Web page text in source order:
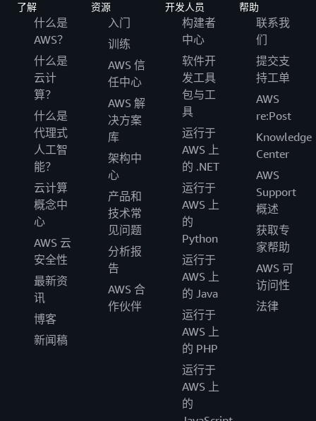
了解
什么是
AWS？
什么是
云计
算？
什么是
代理式
人工智
能？
云计算
概念中
心
AWS 云
安全性
最新资
讯
博客
新闻稿
资源
入门
训练
AWS 信
任中心
AWS 解
决方案
库
架构中
心
产品和
技术常
见问题
分析报
告
AWS 合
作伙伴
开发人员
构建者
中心
软件开
发工具
包与工
具
运行于
AWS 上
的 .NET
运行于
AWS 上
的
Python
运行于
AWS 上
的 Java
运行于
AWS 上
的 PHP
运行于
AWS 上
的
帮助
联系我
们
提交支
持工单
AWS
re:Post
Knowledge
Center
AWS
Support
概述
获取专
家帮助
AWS 可
访问性
法律